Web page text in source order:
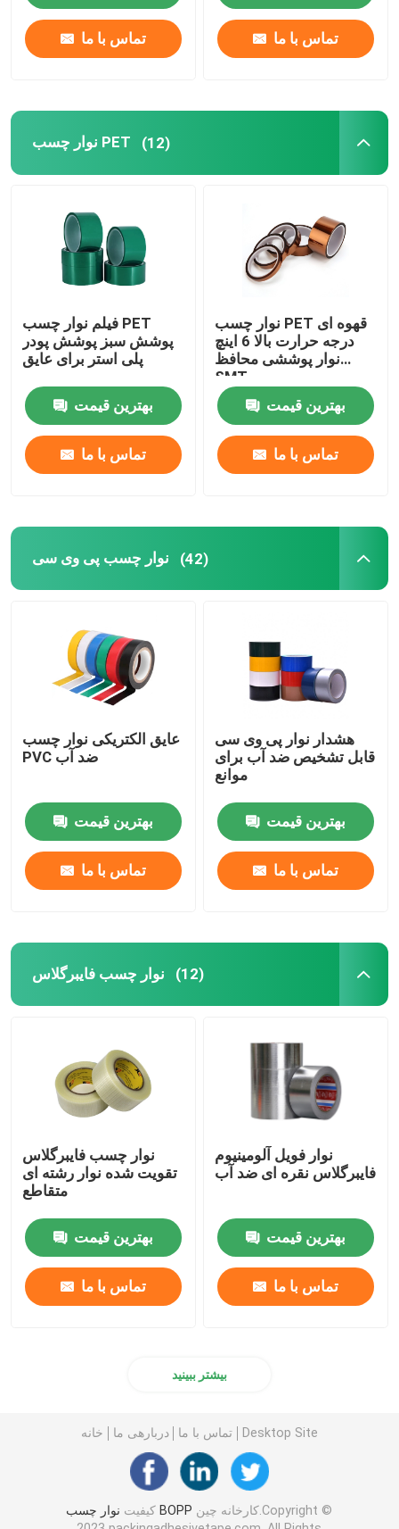
تماس با ما تماس با ما
نوار چسب PET (12)
فیلم نوار چسب PET
پوشش سبز پوشش پودر
پلی استر برای عایق
بهترین قیمت
تماس با ما
نوار چسب PET قهوه ای
درجه حرارت بالا 6 اینچ
نوار پوششی محافظ
SMT
بهترین قیمت
تماس با ما
نوار چسب پی وی سی (42)
عایق الکتریکی نوار چسب
PVC ضد آب
بهترین قیمت
تماس با ما
هشدار نوار پی وی سی
قابل تشخیص ضد آب برای
موانع
بهترین قیمت
تماس با ما
نوار چسب فایبرگلاس (12)
نوار چسب فایبرگلاس
تقویت شده نوار رشته ای
متقاطع
بهترین قیمت
تماس با ما
نوار فویل آلومینیوم
فایبرگلاس نقره ای ضد آب
بهترین قیمت
تماس با ما
بیشتر ببینید
خانه دربارهی ما تماس با ما Desktop Site
کیفیت نوار چسب BOPP